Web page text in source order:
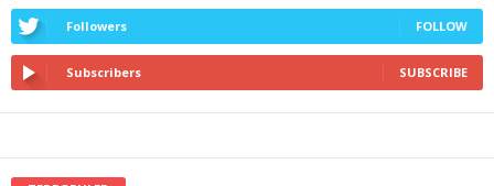
Followers FOLLOW
Subscribers SUBSCRIBE